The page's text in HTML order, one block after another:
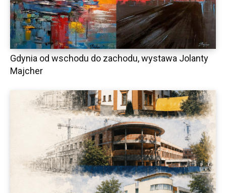
Gdynia od wschodu do zachodu, wystawa Jolanty
Majcher